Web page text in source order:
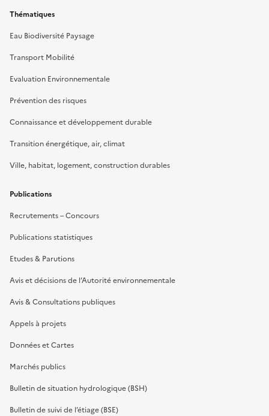
Thématiques
Eau Biodiversité Paysage
Transport Mobilité
Evaluation Environnementale
Prévention des risques
Connaissance et développement durable
Transition énergétique, air, climat
Ville, habitat, logement, construction durables
Publications
Recrutements – Concours
Publications statistiques
Etudes & Parutions
Avis et décisions de l’Autorité environnementale
Avis & Consultations publiques
Appels à projets
Données et Cartes
Marchés publics
Bulletin de situation hydrologique (BSH)
Bulletin de suivi de l’étiage (BSE)